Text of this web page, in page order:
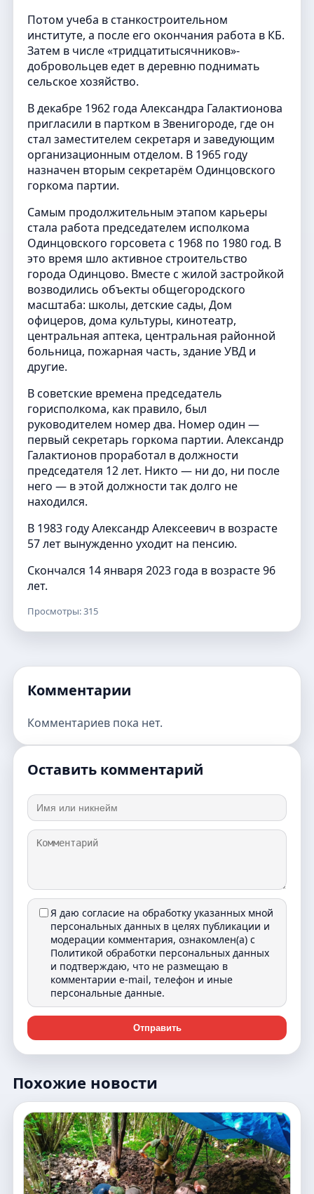
Потом учеба в станкостроительном
институте, а после его окончания работа в КБ.
Затем в числе «тридцатитысячников»-
добровольцев едет в деревню поднимать
сельское хозяйство.
В декабре 1962 года Александра Галактионова
пригласили в партком в Звенигороде, где он
стал заместителем секретаря и заведующим
организационным отделом. В 1965 году
назначен вторым секретарём Одинцовского
горкома партии.
Самым продолжительным этапом карьеры
стала работа председателем исполкома
Одинцовского горсовета с 1968 по 1980 год. В
это время шло активное строительство
города Одинцово. Вместе с жилой застройкой
возводились объекты общегородского
масштаба: школы, детские сады, Дом
офицеров, дома культуры, кинотеатр,
центральная аптека, центральная районной
больница, пожарная часть, здание УВД и
другие.
В советские времена председатель
горисполкома, как правило, был
руководителем номер два. Номер один —
первый секретарь горкома партии. Александр
Галактионов проработал в должности
председателя 12 лет. Никто — ни до, ни после
него — в этой должности так долго не
находился.
В 1983 году Александр Алексеевич в возрасте
57 лет вынужденно уходит на пенсию.
Скончался 14 января 2023 года в возрасте 96
лет.
Просмотры: 315
Комментарии
Комментариев пока нет.
Оставить комментарий
Я даю согласие на обработку указанных мной
персональных данных в целях публикации и
модерации комментария, ознакомлен(а) с
Политикой обработки персональных данных
и подтверждаю, что не размещаю в
комментарии e-mail, телефон и иные
персональные данные.
Отправить
Похожие новости